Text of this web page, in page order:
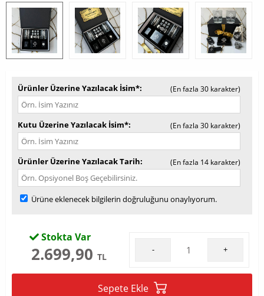
Ürünler Üzerine Yazılacak İsim* (En fazla 30 karakter)
Kutu Üzerine Yazılacak İsim* (En fazla 30 karakter)
Ürünler Üzerine Yazılacak Tarih (En fazla 14 karakter)
Ürüne eklenecek bilgilerin doğruluğunu onaylıyorum.
Stokta Var
2.699,90 TL
- +
Sepete Ekle